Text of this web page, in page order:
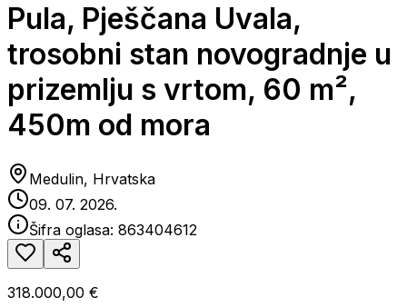
Pula, Pješčana Uvala,
trosobni stan novogradnje u
prizemlju s vrtom, 60 m²,
450m od mora
Medulin, Hrvatska
09. 07. 2026.
Šifra oglasa: 863404612
318.000,00 €